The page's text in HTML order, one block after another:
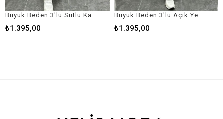
Büyük Beden 3'lü Sütlü Kahve Eşofman Takımı Büyük Beden 3'lü Açık Yeşil Eşofman Takımı
₺1.395,00